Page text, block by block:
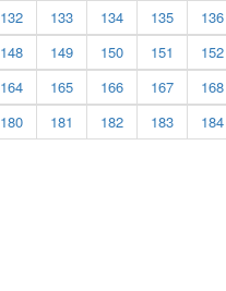
132 133 134 135 136
148 149 150 151 152
164 165 166 167 168
180 181 182 183 184